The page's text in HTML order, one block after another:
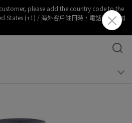
please add the country code to the
States (+1) / 海外客戶註冊時，電話部分請加